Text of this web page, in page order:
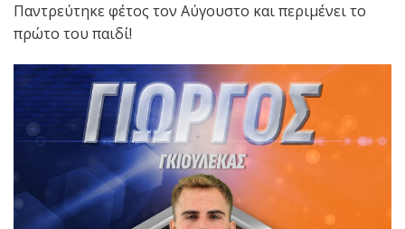
Παντρεύτηκε φέτος τον Αύγουστο και περιμένει το
πρώτο του παιδί!